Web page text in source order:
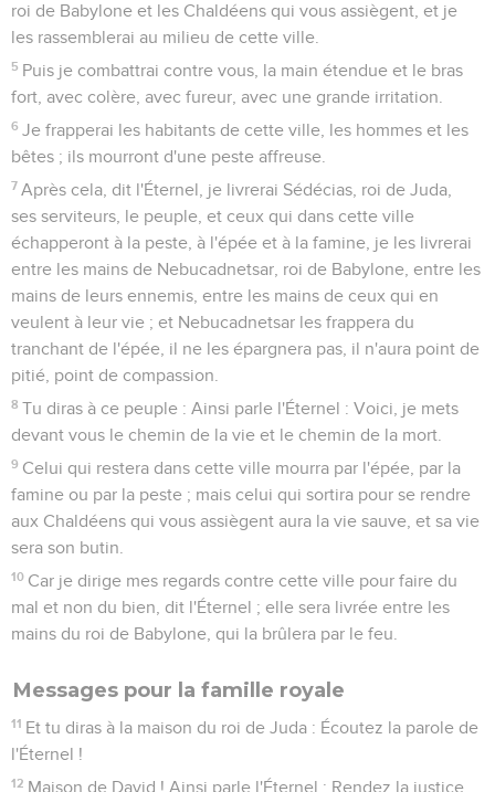
roi de Babylone et les Chaldéens qui vous assiègent, et je
les rassemblerai au milieu de cette ville.
5 Puis je combattrai contre vous, la main étendue et le bras
fort, avec colère, avec fureur, avec une grande irritation.
6 Je frapperai les habitants de cette ville, les hommes et les
bêtes ; ils mourront d'une peste affreuse.
7 Après cela, dit l'Éternel, je livrerai Sédécias, roi de Juda,
ses serviteurs, le peuple, et ceux qui dans cette ville
échapperont à la peste, à l'épée et à la famine, je les livrerai
entre les mains de Nebucadnetsar, roi de Babylone, entre les
mains de leurs ennemis, entre les mains de ceux qui en
veulent à leur vie ; et Nebucadnetsar les frappera du
tranchant de l'épée, il ne les épargnera pas, il n'aura point de
pitié, point de compassion.
8 Tu diras à ce peuple : Ainsi parle l'Éternel : Voici, je mets
devant vous le chemin de la vie et le chemin de la mort.
9 Celui qui restera dans cette ville mourra par l'épée, par la
famine ou par la peste ; mais celui qui sortira pour se rendre
aux Chaldéens qui vous assiègent aura la vie sauve, et sa vie
sera son butin.
10 Car je dirige mes regards contre cette ville pour faire du
mal et non du bien, dit l'Éternel ; elle sera livrée entre les
mains du roi de Babylone, qui la brûlera par le feu.
Messages pour la famille royale
11 Et tu diras à la maison du roi de Juda : Écoutez la parole de
l'Éternel !
12 Maison de David ! Ainsi parle l'Éternel : Rendez la justice